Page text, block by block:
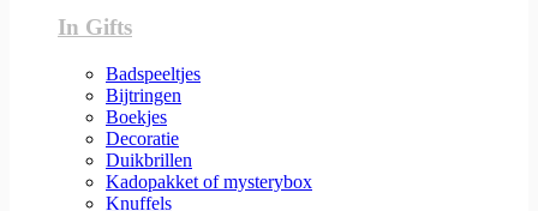
In Gifts
Badspeeltjes
Bijtringen
Boekjes
Decoratie
Duikbrillen
Kadopakket of mysterybox
Knuffels